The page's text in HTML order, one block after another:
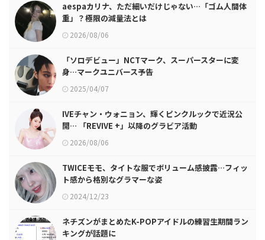
aespaカリナ、ただ細いだけじゃない…「ゴム人間体
重」？極限の減量法とは
2026/08/06
「ソロデビュー」NCTマーク、スーパースターに変
身…マークユニバース予告
2025/04/07
IVEチャン・ウォニョン、輝くピンクルックで近況公
開… 「REVIVE +」以降のグラビア活動
2026/08/06
TWICEモモ、タイトな服でボリューム感披露…フィッ
ト感から格別なグラマーな姿
2024/12/23
ネチズンがまとめたK-POPアイドルの練習生期間ラン
キングが話題に